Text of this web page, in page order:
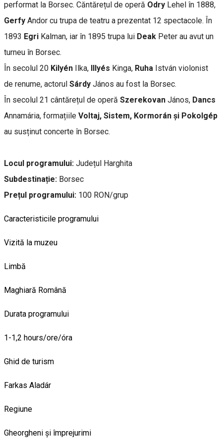
performat la Borsec. Căntărețul de operă Odry Lehel în 1888,
Gerfy Andor cu trupa de teatru a prezentat 12 spectacole. În
1893 Egri Kalman, iar în 1895 trupa lui Deak Peter au avut un
turneu în Borsec.
În secolul 20 Kilyén Ilka, Illyés Kinga, Ruha István violonist
de renume, actorul Sárdy János au fost la Borsec.
În secolul 21 cântărețul de operă Szerekovan János, Dancs
Annamária, formațiile Voltaj, Sistem, Kormorán și Pokolgép
au susținut concerte în Borsec.
Locul programului: Județul Harghita
Subdestinație: Borsec
Prețul programului: 100 RON/grup
Caracteristicile programului
Vizită la muzeu
Limbă
Maghiară Română
Durata programului
1-1,2 hours/ore/óra
Ghid de turism
Farkas Aladár
Regiune
Gheorgheni și împrejurimi